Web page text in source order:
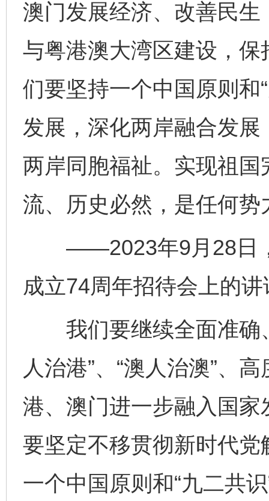
澳门发展经济、改善民
与粤港澳大湾区建设，
们要坚持一个中国原则和
发展，深化两岸融合发
两岸同胞福祉。实现祖
流、历史必然，是任何
——2023年9月28日，
成立74周年招待会上的讲
我们要继续全面准确、
人治港”、“澳人治澳”、
港、澳门进一步融入国
要坚定不移贯彻新时代
一个中国原则和“九二共